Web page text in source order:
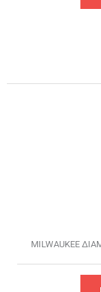
MILWAUKEE